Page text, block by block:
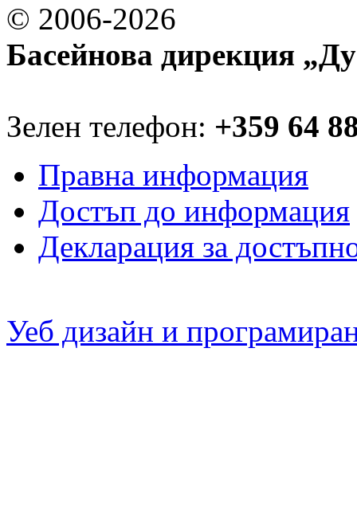
© 2006-2026
Басейнова дирекция
Зелен телефон: +359 64
Правна информация
Достъп до информация
Декларация за
Уеб дизайн и